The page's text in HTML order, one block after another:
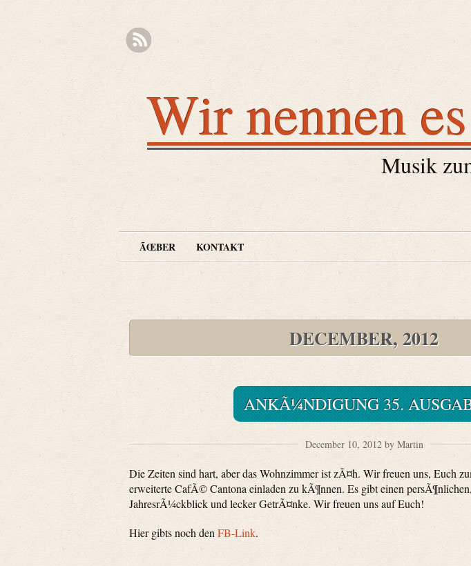
Wir nennen
Musik
ÃŒBER KONTAKT
DECEMBER, 2012
ANKÃ¼NDIGUNG 35.
December 10, 2012 by Martin
Die Zeiten sind hart, aber das Wohnzimmer ist zÃ¤h. Wir freuen uns, Euch
erweiterte CafÃ© Cantona einladen zu kÃ¶nnen. Es gibt einen
JahresrÃ¼ckblick und lecker GetrÃ¤nke. Wir freuen uns auf Euch!
Hier gibts noch den FB-Link.